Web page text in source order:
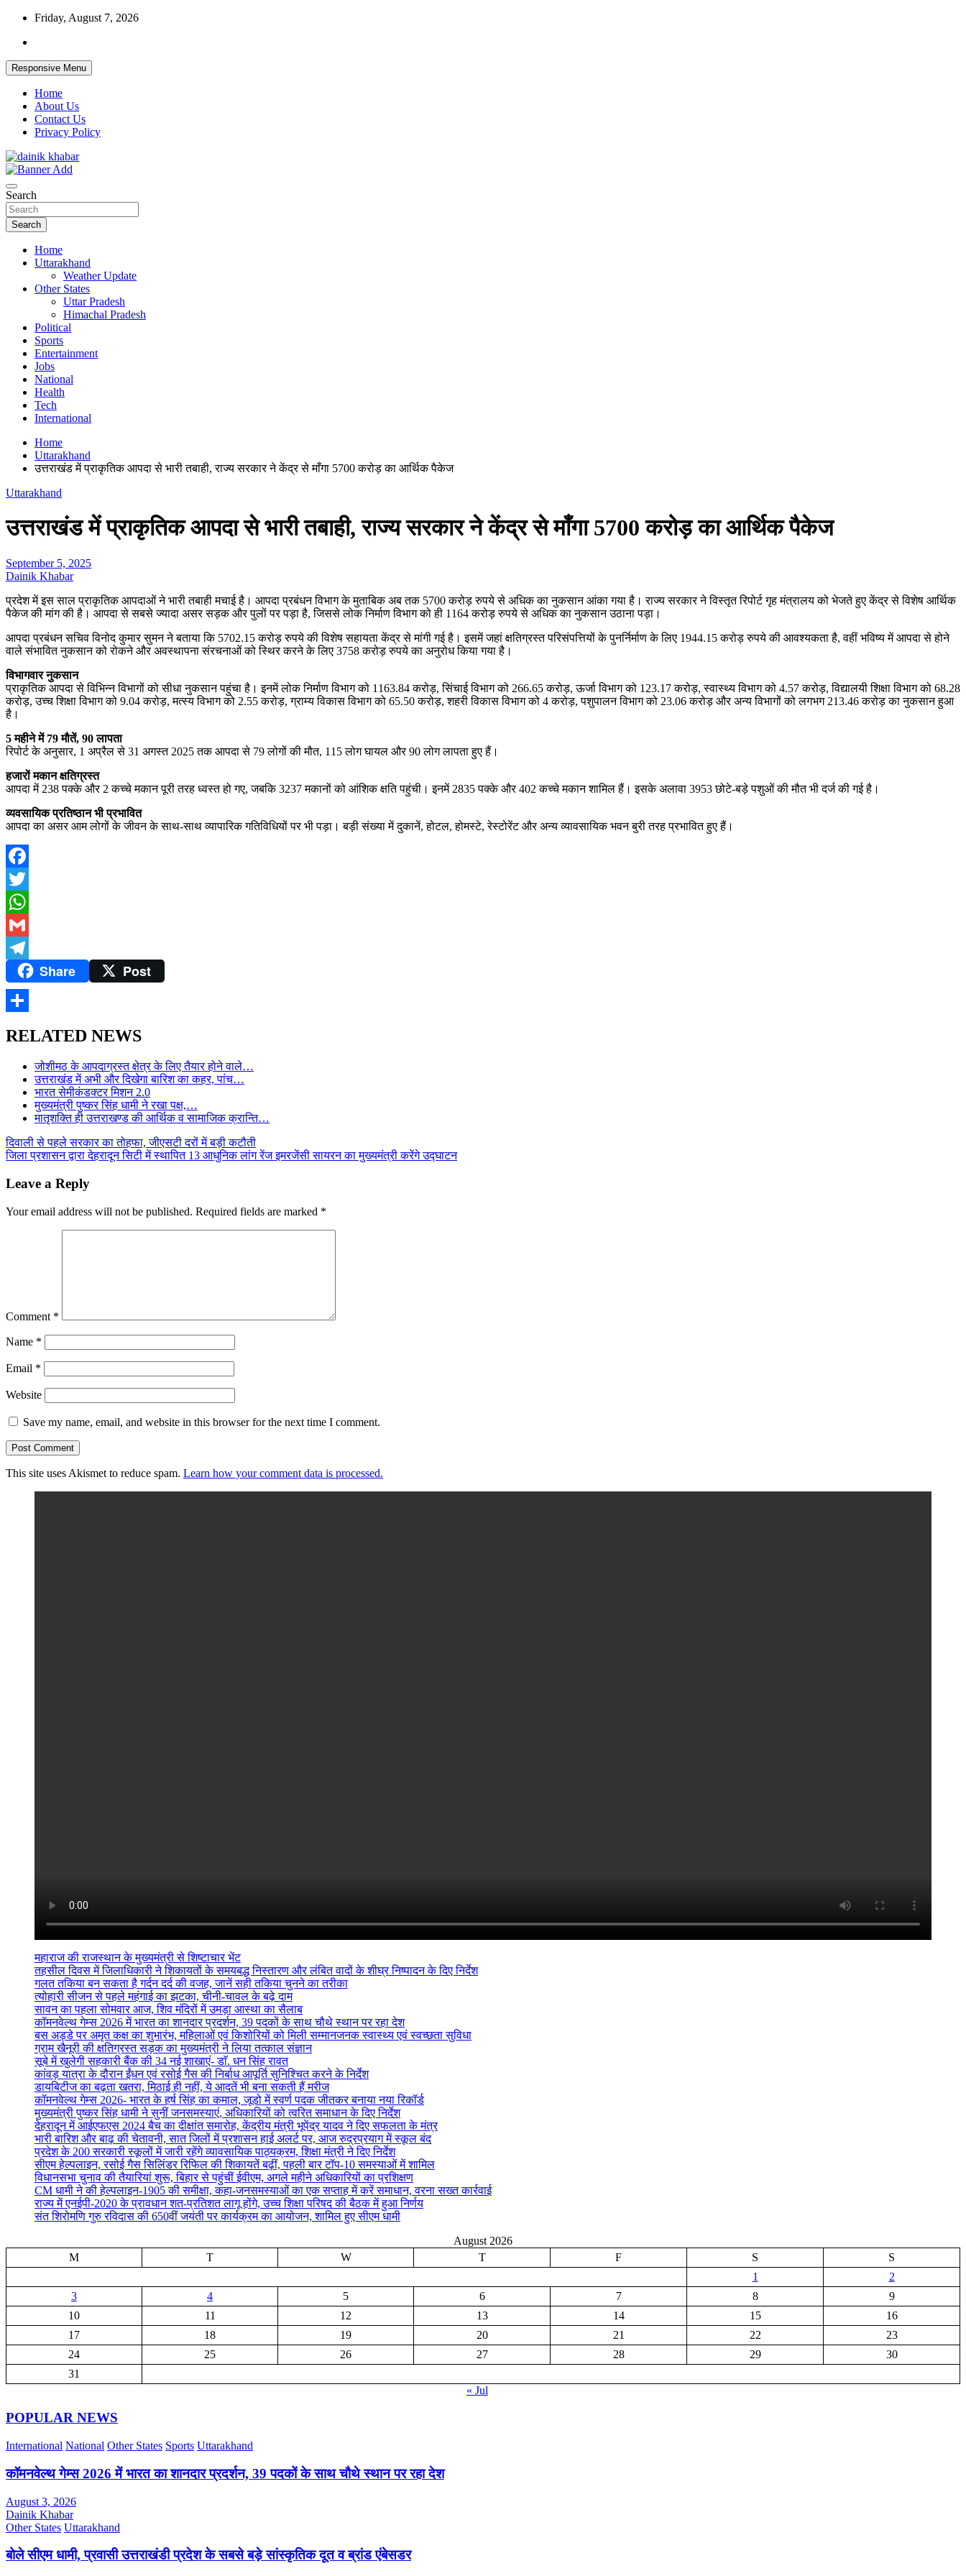
Skip
content
Friday, August 7, 2026
Responsive Menu
Home
About Us
Contact Us
Privacy Policy
Dainikkhabar.in – Uttarakhand Daily Hindi News Website
Search
Search
Home
Uttarakhand
Weather Update
Other States
Uttar Pradesh
Himachal Pradesh
Political
Sports
Entertainment
Jobs
National
Health
Tech
International
Home
Uttarakhand
उत्तराखंड में प्राकृतिक आपदा से भारी तबाही, राज्य सरकार ने केंद्र से माँगा 5700 करोड़ का आर्थिक पैकेज
Uttarakhand
उत्तराखंड में प्राकृतिक आपदा से भारी तबाही, राज्य सरकार ने केंद्र से माँगा 5700 करोड़ का आर्थिक पैकेज
September 5, 2025
Dainik Khabar
प्रदेश में इस साल प्राकृतिक आपदाओं ने भारी तबाही मचाई है। आपदा प्रबंधन विभाग के मुताबिक अब तक 5700 करोड़ रुपये से अधिक का नुकसान आंका गया है। राज्य सरकार ने विस्तृत रिपोर्ट गृह मंत्रालय को भेजते हुए केंद्र से विशेष आर्थिक
पैकेज की मांग की है। आपदा से सबसे ज्यादा असर सड़क और पुलों पर पड़ा है, जिससे लोक निर्माण विभाग को ही 1164 करोड़ रुपये से अधिक का नुकसान उठाना पड़ा।
आपदा प्रबंधन सचिव विनोद कुमार सुमन ने बताया कि 5702.15 करोड़ रुपये की विशेष सहायता केंद्र से मांगी गई है। इसमें जहां क्षतिग्रस्त परिसंपत्तियों के पुनर्निर्माण के लिए 1944.15 करोड़ रुपये की आवश्यकता है, वहीं भविष्य में आपदा से होने
वाले संभावित नुकसान को रोकने और अवस्थापना संरचनाओं को स्थिर करने के लिए 3758 करोड़ रुपये का अनुरोध किया गया है।
विभागवार नुकसान
प्राकृतिक आपदा से विभिन्न विभागों को सीधा नुकसान पहुंचा है। इनमें लोक निर्माण विभाग को 1163.84 करोड़, सिंचाई विभाग को 266.65 करोड़, ऊर्जा विभाग को 123.17 करोड़, स्वास्थ्य विभाग को 4.57 करोड़, विद्यालयी शिक्षा विभाग को 68.28
करोड़, उच्च शिक्षा विभाग को 9.04 करोड़, मत्स्य विभाग को 2.55 करोड़, ग्राम्य विकास विभाग को 65.50 करोड़, शहरी विकास विभाग को 4 करोड़, पशुपालन विभाग को 23.06 करोड़ और अन्य विभागों को लगभग 213.46 करोड़ का नुकसान हुआ
है।
5 महीने में 79 मौतें, 90 लापता
रिपोर्ट के अनुसार, 1 अप्रैल से 31 अगस्त 2025 तक आपदा से 79 लोगों की मौत, 115 लोग घायल और 90 लोग लापता हुए हैं।
हजारों मकान क्षतिग्रस्त
आपदा में 238 पक्के और 2 कच्चे मकान पूरी तरह ध्वस्त हो गए, जबकि 3237 मकानों को आंशिक क्षति पहुंची। इनमें 2835 पक्के और 402 कच्चे मकान शामिल हैं। इसके अलावा 3953 छोटे-बड़े पशुओं की मौत भी दर्ज की गई है।
व्यवसायिक प्रतिष्ठान भी प्रभावित
आपदा का असर आम लोगों के जीवन के साथ-साथ व्यापारिक गतिविधियों पर भी पड़ा। बड़ी संख्या में दुकानें, होटल, होमस्टे, रेस्टोरेंट और अन्य व्यावसायिक भवन बुरी तरह प्रभावित हुए हैं।
Facebook
Twitter
WhatsApp
Gmail
TelegramShare Post
RELATED NEWS
जोशीमठ के आपदाग्रस्त क्षेत्र के लिए तैयार होने वाले…
उत्तराखंड में अभी और दिखेगा बारिश का कहर, पांच…
भारत सेमीकंडक्टर मिशन 2.0
मुख्यमंत्री पुष्कर सिंह धामी ने रखा पक्ष,…
मातृशक्ति ही उत्तराखण्ड की आर्थिक व सामाजिक क्रान्ति…
Post
navigation
दिवाली से पहले सरकार का तोहफा, जीएसटी दरों में बड़ी कटौती
जिला प्रशासन द्वारा देहरादून सिटी में स्थापित 13 आधुनिक लांग रेंज इमरजेंसी सायरन का मुख्यमंत्री करेंगे उद्घाटन
Leave a Reply
Your email address will not be published. Required fields are marked *
Comment *
Name *
Email *
Website
Save my name, email, and website in this browser for the next time I comment.
This site uses Akismet to reduce spam. Learn how your comment data is processed.
महाराज की राजस्थान के मुख्यमंत्री से शिष्टाचार भेंट
तहसील दिवस में जिलाधिकारी ने शिकायतों के समयबद्ध निस्तारण और लंबित वादों के शीघ्र निष्पादन के दिए निर्देश
गलत तकिया बन सकता है गर्दन दर्द की वजह, जानें सही तकिया चुनने का तरीका
त्योहारी सीजन से पहले महंगाई का झटका, चीनी-चावल के बढ़े दाम
सावन का पहला सोमवार आज, शिव मंदिरों में उमड़ा आस्था का सैलाब
कॉमनवेल्थ गेम्स 2026 में भारत का शानदार प्रदर्शन, 39 पदकों के साथ चौथे स्थान पर रहा देश
बस अड्डे पर अमृत कक्ष का शुभारंभ, महिलाओं एवं किशोरियों को मिली सम्मानजनक स्वास्थ्य एवं स्वच्छता सुविधा
ग्राम खैनूरी की क्षतिग्रस्त सड़क का मुख्यमंत्री ने लिया तत्काल संज्ञान
सूबे में खुलेगी सहकारी बैंक की 34 नई शाखाएं- डाॅ. धन सिंह रावत
कांवड़ यात्रा के दौरान ईंधन एवं रसोई गैस की निर्बाध आपूर्ति सुनिश्चित करने के निर्देश
डायबिटीज का बढ़ता खतरा, मिठाई ही नहीं, ये आदतें भी बना सकती हैं मरीज
कॉमनवेल्थ गेम्स 2026- भारत के हर्ष सिंह का कमाल, जूडो में स्वर्ण पदक जीतकर बनाया नया रिकॉर्ड
मुख्यमंत्री पुष्कर सिंह धामी ने सुनीं जनसमस्याएं, अधिकारियों को त्वरित समाधान के दिए निर्देश
देहरादून में आईएफएस 2024 बैच का दीक्षांत समारोह, केंद्रीय मंत्री भूपेंद्र यादव ने दिए सफलता के मंत्र
भारी बारिश और बाढ़ की चेतावनी, सात जिलों में प्रशासन हाई अलर्ट पर, आज रुद्रप्रयाग में स्कूल बंद
प्रदेश के 200 सरकारी स्कूलों में जारी रहेंगे व्यावसायिक पाठ्यक्रम, शिक्षा मंत्री ने दिए निर्देश
सीएम हेल्पलाइन, रसोई गैस सिलिंडर रिफिल की शिकायतें बढ़ीं, पहली बार टॉप-10 समस्याओं में शामिल
विधानसभा चुनाव की तैयारियां शुरू, बिहार से पहुंचीं ईवीएम, अगले महीने अधिकारियों का प्रशिक्षण
CM धामी ने की हेल्पलाइन-1905 की समीक्षा, कहा-जनसमस्याओं का एक सप्ताह में करें समाधान, वरना सख्त कार्रवाई
राज्य में एनईपी-2020 के प्रावधान शत-प्रतिशत लागू होंगे, उच्च शिक्षा परिषद की बैठक में हुआ निर्णय
संत शिरोमणि गुरु रविदास की 650वीं जयंती पर कार्यक्रम का आयोजन, शामिल हुए सीएम धामी
August 2026
M
T W T F S
S
1
2
3
4 5 6 7 8
9
10
11 12 13 14 15
16
17
18 19 20 21 22
23
24
25 26 27 28 29
30
31
« Jul
POPULAR NEWS
International National Other States Sports Uttarakhand
कॉमनवेल्थ गेम्स 2026 में भारत का शानदार प्रदर्शन, 39 पदकों के साथ चौथे स्थान पर रहा देश
August 3, 2026
Dainik Khabar
Other States Uttarakhand
बोले सीएम धामी, प्रवासी उत्तराखंडी प्रदेश के सबसे बड़े सांस्कृतिक दूत व ब्रांड एंबेसडर